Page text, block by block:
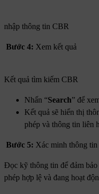
nhập thông tin CBR
Bước 4: Xem kết quả
Kết quả tìm kiếm CBR
Nhấn “Search” để
Kết quả sẽ hiển thị
phép và thông tin liên
Bước 5: Xác minh thông tin
Đọc kỹ thông tin để đảm
phép hợp lệ và đang hoạt